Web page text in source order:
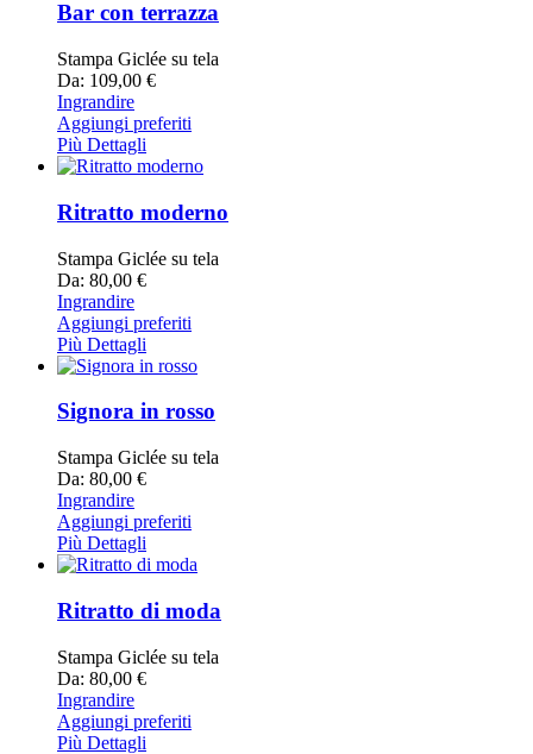
Bar con terrazza
Stampa Giclée su tela
Da: 109,00 €
Ingrandire
Aggiungi preferiti
Più Dettagli
Ritratto moderno
Stampa Giclée su tela
Da: 80,00 €
Ingrandire
Aggiungi preferiti
Più Dettagli
Signora in rosso
Stampa Giclée su tela
Da: 80,00 €
Ingrandire
Aggiungi preferiti
Più Dettagli
Ritratto di moda
Stampa Giclée su tela
Da: 80,00 €
Ingrandire
Aggiungi preferiti
Più Dettagli